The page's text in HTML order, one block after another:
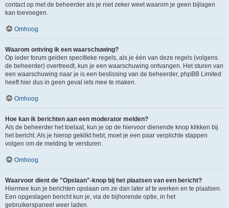
contact op met de beheerder als je niet zeker weet waarom je geen bijlagen
kan toevoegen.
Omhoog
Waarom ontving ik een waarschuwing?
Op ieder forum gelden specifieke regels, als je één van deze regels (volgens
de beheerder) overtreedt, kun je een waarschuwing ontvangen. Het sturen van
een waarschuwing naar je is een beslissing van de beheerder, phpBB Limited
heeft hier dus in geen geval iets mee te maken.
Omhoog
Hoe kan ik berichten aan een moderator melden?
Als de beheerder het toelaat, kun je op de hiervoor dienende knop klikken bij
het bericht. Als je hierop geklikt hebt, moet je een paar verplichte stappen
volgen om de melding te versturen.
Omhoog
Waarvoor dient de "Opslaan"-knop bij het plaatsen van een bericht?
Hiermee kun je berichten opslaan om ze dan later af te werken en te plaatsen.
Een opgeslagen bericht kun je, via de bijhorende optie, in het
gebruikerspaneel weer laden.